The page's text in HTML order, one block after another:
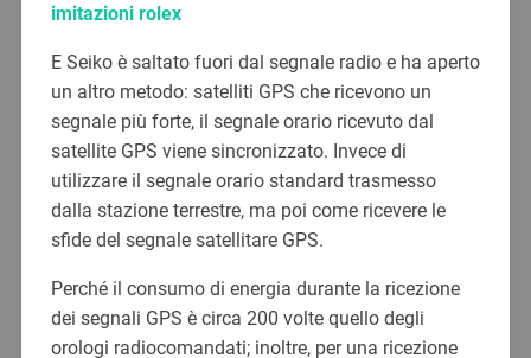
imitazioni rolex
E Seiko è saltato fuori dal segnale radio e ha aperto
un altro metodo: satelliti GPS che ricevono un
segnale più forte, il segnale orario ricevuto dal
satellite GPS viene sincronizzato. Invece di
utilizzare il segnale orario standard trasmesso
dalla stazione terrestre, ma poi come ricevere le
sfide del segnale satellitare GPS.
Perché il consumo di energia durante la ricezione
dei segnali GPS è circa 200 volte quello degli
orologi radiocomandati; inoltre, per una ricezione